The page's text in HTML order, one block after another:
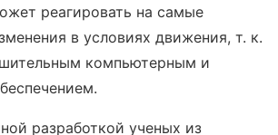
реагировать на самые
в условиях движения, т. к.
компьютерным и
разработкой ученых из